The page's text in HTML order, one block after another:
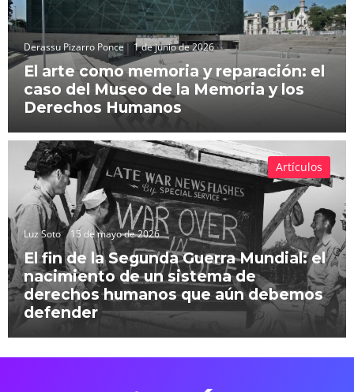
Derassu Pizarro Ponce 1 de junio de 2026
El arte como memoria y reparación: el
caso del Museo de la Memoria y los
Derechos Humanos
Luz Soto 15 de mayo de 2026
El fin de la Segunda Guerra Mundial: el
nacimiento de un sistema de
derechos humanos que aún debemos
defender
Artículos